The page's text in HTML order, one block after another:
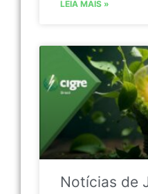
LEIA MAIS »
Notícias de